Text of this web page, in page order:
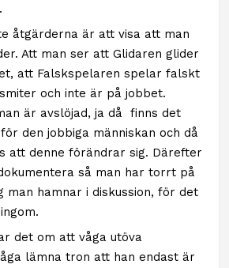
åtgärderna är att visa att man
Att man ser att Glidaren glider
att Falskspelaren spelar falskt
och inte är på jobbet.
är avslöjad, ja då finns det
den jobbiga människan och då
att denne förändrar sig. Därefter
så man har torrt på
man hamnar i diskussion, för det
det om att våga utöva
lämna tron att han endast är